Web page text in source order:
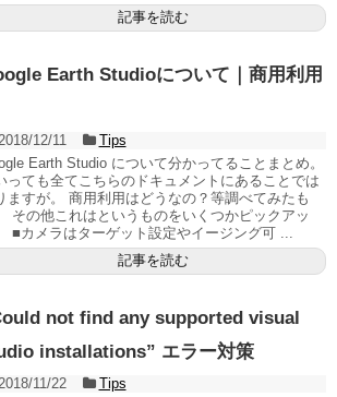
記事を読む
Earth Studioについて｜商用利用
12/11
Tips
Earth Studio について分かってることまとめ。
っても全てこちらのドキュメントにあることでは
ますが。 商用利用はどうなの？等調べてみたも
その他これはというものをいくつかピックアッ
■カメラはターゲット設定やイージング可 ...
記事を読む
not find any supported visual
installations” エラー対策
11/22
Tips